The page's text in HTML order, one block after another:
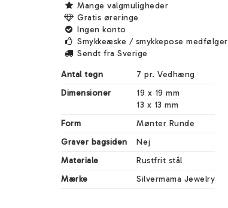
Mange valgmuligheder
Gratis øreringe
Ingen konto
Smykkeæske / smykkepose medfølger
Sendt fra Sverige
Antal tegn
7 pr. Vedhæng
Dimensioner
19 x 19 mm
13 x 13 mm
Form
Mønter Runde
Graver bagsiden
Nej
Materiale
Rustfrit stål
Mærke
Silvermama Jewelry